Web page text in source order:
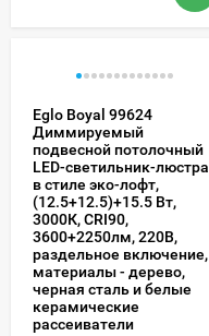
Eglo Boyal 99624
Диммируемый
подвесной потолочный
LED-светильник-люстра
в стиле эко-лофт,
(12.5+12.5)+15.5 Вт,
3000К, CRI90,
3600+2250лм, 220В,
раздельное включение,
материалы - дерево,
черная сталь и белые
керамические
рассеиватели